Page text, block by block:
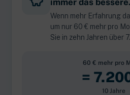
immer das bessere.
Wenn mehr Erfahrung
um nur 60 € mehr pro
Sie in zehn Jahren über
60 € mehr pro
=
10 Jahre